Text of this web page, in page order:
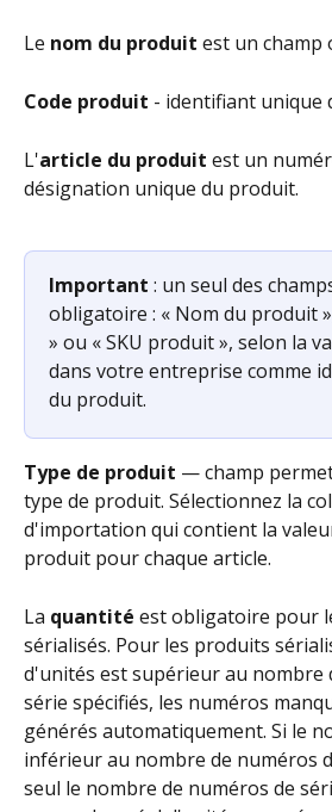
Le nom du produit est un champ
Code produit - identifiant unique
L'article du produit est un
désignation unique du produit.
Important : un seul des
obligatoire : « Nom du produit
» ou « SKU produit », selon la
dans votre entreprise comme
du produit.
Type de produit — champ
type de produit. Sélectionnez la
d'importation qui contient la
produit pour chaque article.
La quantité est obligatoire pour
sérialisés. Pour les produits
d'unités est supérieur au nombre
série spécifiés, les numéros
générés automatiquement. Si le
inférieur au nombre de numéros
seul le nombre de numéros de